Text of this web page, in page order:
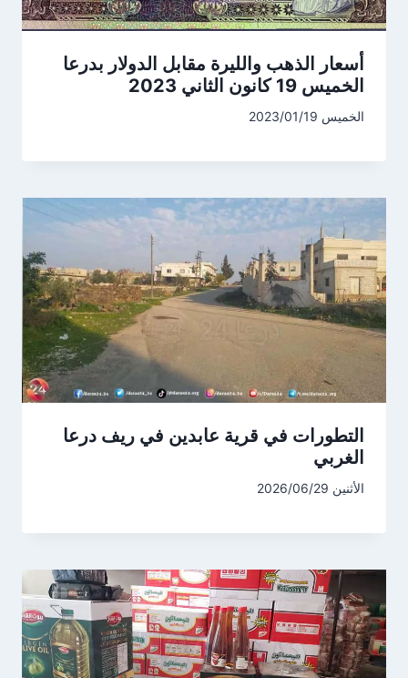
أسعار الذهب والليرة مقابل الدولار بدرعا
الخميس 19 كانون الثاني 2023
الخميس 2023/01/19
التطورات في قرية عابدين في ريف درعا
الغربي
الأثنين 2026/06/29